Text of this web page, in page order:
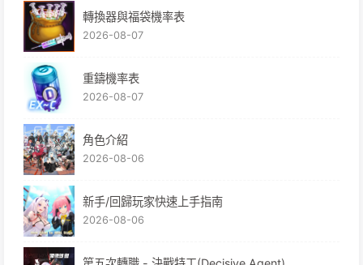
轉換器與福袋機率表
2026-08-07
重鑄機率表
2026-08-07
角色介紹
2026-08-06
新手/回歸玩家快速上手指南
2026-08-06